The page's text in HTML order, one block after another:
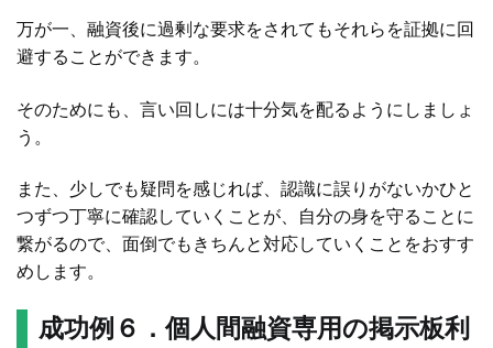
万が一、融資後に過剰な要求をされてもそれらを証拠に回
避することができます。
そのためにも、言い回しには十分気を配るようにしましょ
う。
また、少しでも疑問を感じれば、認識に誤りがないかひと
つずつ丁寧に確認していくことが、自分の身を守ることに
繋がるので、面倒でもきちんと対応していくことをおすす
めします。
成功例６．個人間融資専用の掲示板利